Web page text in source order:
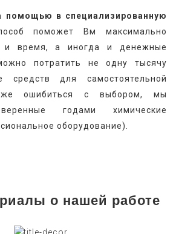
помощью в специализированную
поможет Вм максимально
и время, а иногда и денежные
потратить не одну тысячу
средств для самостоятельной
ошибиться с выбором, мы
годами химические
оборудование).
о нашей работе